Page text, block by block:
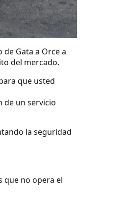
Gata a Orce a
del mercado.
que usted
de un servicio
la seguridad
que no opera el